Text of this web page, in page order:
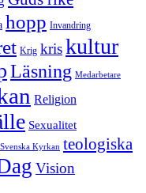
hopp Invandring
Krig kriskultur
Läsning Medarbetare
Religion
Sexualitet
Svenska Kyrkan teologiska
Vision